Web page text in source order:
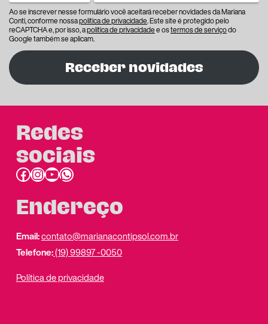
Ao se inscrever nesse formulário você aceitará receber novidades da Mariana
Conti, conforme nossapolítica de privacidade. Este site é protegido pelo
reCAPTCHA e, por isso, apolítica de privacidadee ostermos de serviçodo
Google também se aplicam.
Receber novidades
Redes
sociais
Facebook InstagramYoutube link do whatsapp
Endereço
Email:contato@marianacontipsol.com.br
Telefone:(19) 99897 -0050
Política de privacidade